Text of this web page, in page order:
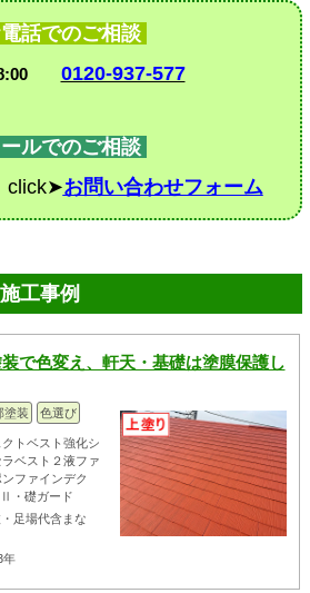
話でのご相談
0120-937-577
ルでのご相談
click➤お問い合わせフォーム
工事例
で色変え、軒天・基礎は塗膜保護し
塗装 色選び
トベスト強化シ
ベスト２液ファ
ファインデク
・礎ガード
足場代含まな
年